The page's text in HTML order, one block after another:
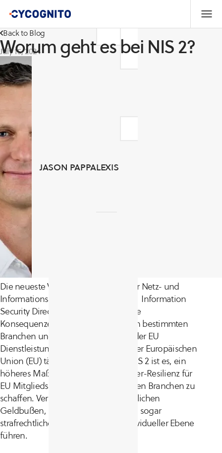
Back to Blog
Worum geht es bei NIS 2?
July 15, 2024
JASON PAPPALEXIS
Die neueste Version der Richtlinie zur Netz- und
Informationssicherheit (Network and Information
Security Directive (NIS 2)) hat wichtige
Konsequenzen für Unternehmen von bestimmten
Branchen und Firmengröße, die in der EU
Dienstleistungen anbieten oder in der Europäischen
Union (EU) tätig sind. Das Ziel der NIS 2 ist es, ein
höheres Maß an Sicherheit und Cyber-Resilienz für
EU Mitgliedsstaaten in 18 wesentlichen Branchen zu
schaffen. Verstöße können zu erheblichen
Geldbußen, rechtlicher Haftung und sogar
strafrechtlichen Sanktionen auf individueller Ebene
führen.